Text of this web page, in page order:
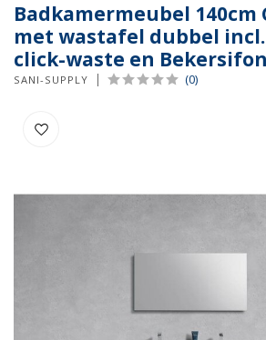
Badkamermeubel 140cm
met wastafel dubbel
click-waste en Bekersifon
SANI-SUPPLY (0)